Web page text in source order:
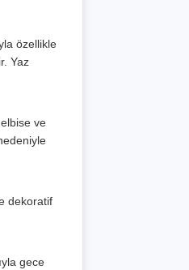
özellikle
Yaz
ve
dekoratif
gece